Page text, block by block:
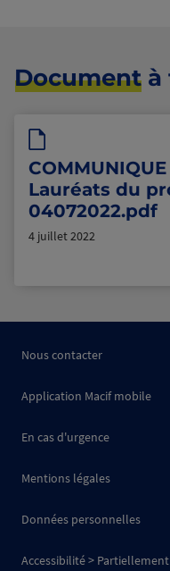
Document à
Lauréats du
04072022.pdf
4 juillet 2022
Nous contacter
Application Macif mobile
En cas d'urgence
Mentions légales
Données personnelles
Accessibilité >